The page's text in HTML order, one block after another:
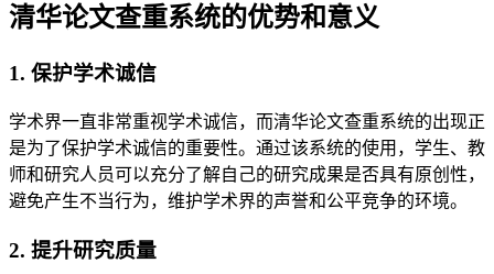
清华论文查重系统的优势和意义
1. 保护学术诚信
学术界一直非常重视学术诚信，而清华论文查重系统的出现正
是为了保护学术诚信的重要性。通过该系统的使用，学生、教
师和研究人员可以充分了解自己的研究成果是否具有原创性，
避免产生不当行为，维护学术界的声誉和公平竞争的环境。
2. 提升研究质量